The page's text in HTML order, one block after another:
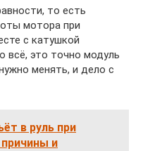
то есть
мотора при
с катушкой
всё, это точно модуль
менять, и дело с
в руль при
и